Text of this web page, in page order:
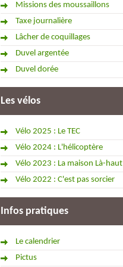
Missions des moussaillons
Taxe journalière
Lâcher de coquillages
Duvel argentée
Duvel dorée
Les vélos
Vélo 2025 : Le TEC
Vélo 2024 : L'hélicoptère
Vélo 2023 : La maison Là-haut
Vélo 2022 : C'est pas sorcier
Infos pratiques
Le calendrier
Pictus